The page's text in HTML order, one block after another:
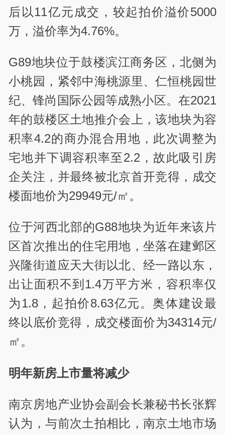
后以11亿元成交，较起拍价溢价5000
万，溢价率为4.76%。
G89地块位于鼓楼滨江商务区，北侧为
小桃园，紧邻中海桃源里、仁恒桃园世
纪、锋尚国际公园等成熟小区。在2021
年的鼓楼区土地推介会上，该地块为容
积率4.2的商办混合用地，此次调整为
宅地并下调容积率至2.2，故此吸引房
企关注，并最终被北京首开竞得，成交
楼面地价为29949元/㎡。
位于河西北部的G88地块为近年来该片
区首次推出的住宅用地，坐落在建邺区
兴隆街道应天大街以北、经一路以东，
出让面积不到1.4万平方米，容积率仅
为1.8，起拍价8.63亿元。奥体建设最
终以底价竞得，成交楼面价为34314元/
㎡。
明年新房上市量将减少
南京房地产业协会副会长兼秘书长张辉
认为，与前次土拍相比，南京土地市场